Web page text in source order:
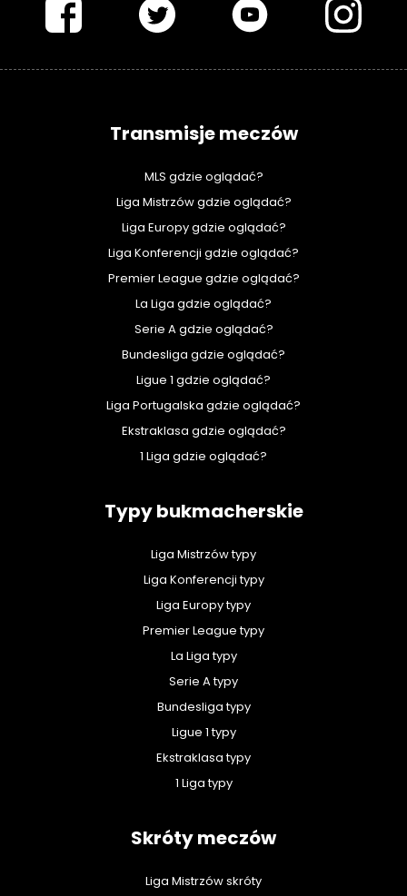
Transmisje meczów
MLS gdzie oglądać?
Liga Mistrzów gdzie oglądać?
Liga Europy gdzie oglądać?
Liga Konferencji gdzie oglądać?
Premier League gdzie oglądać?
La Liga gdzie oglądać?
Serie A gdzie oglądać?
Bundesliga gdzie oglądać?
Ligue 1 gdzie oglądać?
Liga Portugalska gdzie oglądać?
Ekstraklasa gdzie oglądać?
1 Liga gdzie oglądać?
Typy bukmacherskie
Liga Mistrzów typy
Liga Konferencji typy
Liga Europy typy
Premier League typy
La Liga typy
Serie A typy
Bundesliga typy
Ligue 1 typy
Ekstraklasa typy
1 Liga typy
Skróty meczów
Liga Mistrzów skróty